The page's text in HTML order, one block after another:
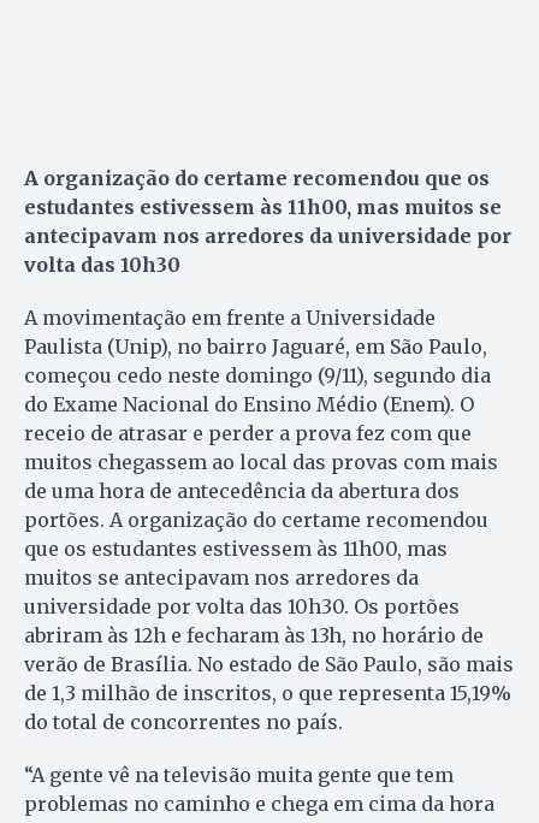
A organização do certame recomendou que os
estudantes estivessem às 11h00, mas muitos se
antecipavam nos arredores da universidade por
volta das 10h30
A movimentação em frente a Universidade
Paulista (Unip), no bairro Jaguaré, em São Paulo,
começou cedo neste domingo (9/11), segundo dia
do Exame Nacional do Ensino Médio (Enem). O
receio de atrasar e perder a prova fez com que
muitos chegassem ao local das provas com mais
de uma hora de antecedência da abertura dos
portões. A organização do certame recomendou
que os estudantes estivessem às 11h00, mas
muitos se antecipavam nos arredores da
universidade por volta das 10h30. Os portões
abriram às 12h e fecharam às 13h, no horário de
verão de Brasília. No estado de São Paulo, são mais
de 1,3 milhão de inscritos, o que representa 15,19%
do total de concorrentes no país.
“A gente vê na televisão muita gente que tem
problemas no caminho e chega em cima da hora